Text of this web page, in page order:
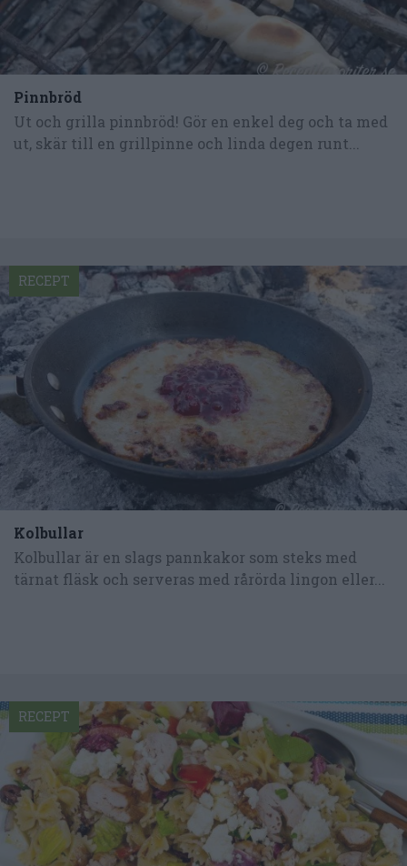
Pinnbröd
Ut och grilla pinnbröd! Gör en enkel deg och ta med
ut, skär till en grillpinne och linda degen runt...
Kolbullar
Kolbullar är en slags pannkakor som steks med
tärnat fläsk och serveras med rårörda lingon eller...
RECEPT
RECEPT